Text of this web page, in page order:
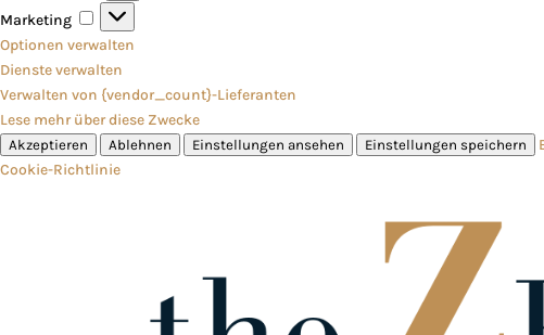
Marketing
Marketing
Optionen verwalten
Dienste verwalten
Verwalten von {vendor_count}-Lieferanten
Lese mehr über diese Zwecke
Akzeptieren Ablehnen Einstellungen ansehen Einstellungen speichern
Cookie-Richtlinie